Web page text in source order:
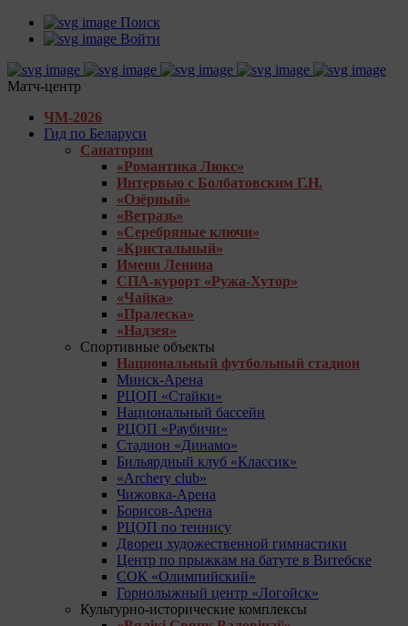
Поиск
Войти
Матч-центр
ЧМ-2026
Гид по Беларуси
Санатории
«Романтика Люкс»
Интервью с Болбатовским Г.Н.
«Озёрный»
«Ветразь»
«Серебряные ключи»
«Кристальный»
Имени Ленина
СПА-курорт «Ружа-Хутор»
«Чайка»
«Пралеска»
«Надзея»
Спортивные объекты
Национальный футбольный стадион
Минск-Арена
РЦОП «Стайки»
Национальный бассейн
РЦОП «Раубичи»
Стадион «Динамо»
Бильярдный клуб «Классик»
«Archery club»
Чижовка-Арена
Борисов-Арена
РЦОП по теннису
Дворец художественной гимнастики
Центр по прыжкам на батуте в Витебске
СОК «Олимпийский»
Горнолыжный центр «Логойск»
Культурно-исторические комплексы